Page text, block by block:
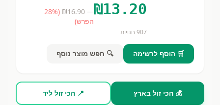
₪13.20
— ₪
16.90
(
28%
הפרש)
907 חנויות
🛒 הוסף לרשימה 🔍 חפש מוצר נוסף
💰 הכי זול בארץ 📍 הכי זול ליד